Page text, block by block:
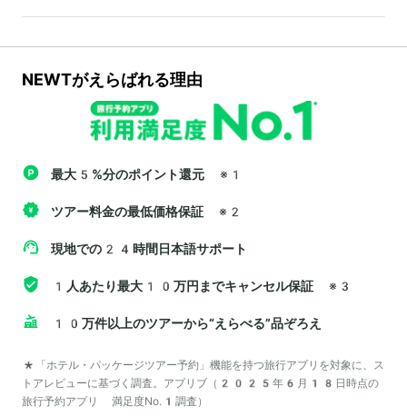
NEWTがえらばれる理由
最大5%分のポイント還元 ※1
ツアー料金の最低価格保証 ※2
現地での24時間日本語サポート
1人あたり最大10万円までキャンセル保証 ※3
10万件以上のツアーから“えらべる”品ぞろえ
*「ホテル・パッケージツアー予約」機能を持つ旅行アプリを対象に、ス
トアレビューに基づく調査。アプリブ（2025年6月18日時点の
旅行予約アプリ 満足度No.1調査）